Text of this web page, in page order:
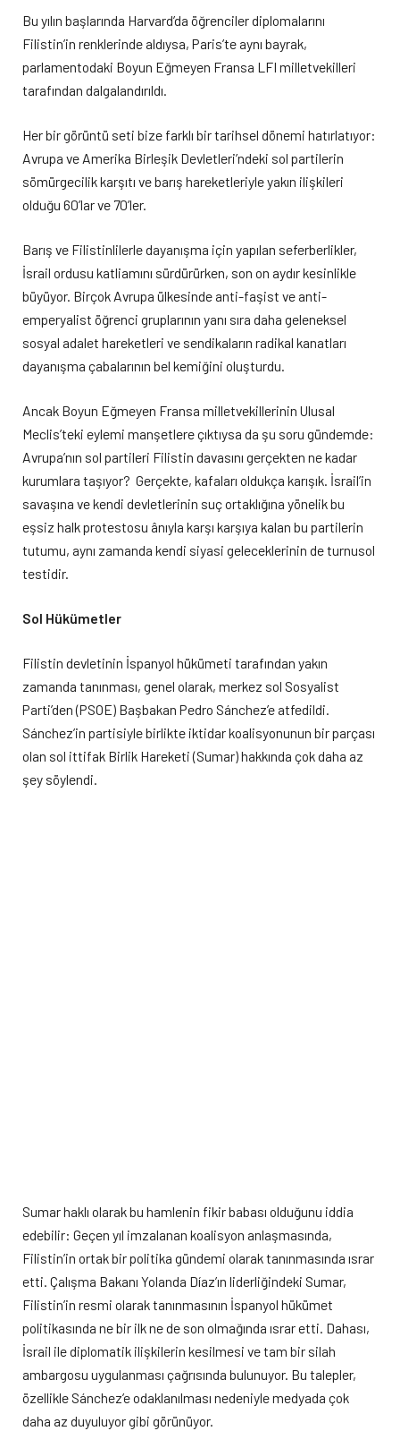
Bu yılın başlarında Harvard’da öğrenciler diplomalarını
Filistin’in renklerinde aldıysa, Paris’te aynı bayrak,
parlamentodaki Boyun Eğmeyen Fransa LFI milletvekilleri
tarafından dalgalandırıldı.
Her bir görüntü seti bize farklı bir tarihsel dönemi hatırlatıyor:
Avrupa ve Amerika Birleşik Devletleri’ndeki sol partilerin
sömürgecilik karşıtı ve barış hareketleriyle yakın ilişkileri
olduğu 60’lar ve 70’ler.
Barış ve Filistinlilerle dayanışma için yapılan seferberlikler,
İsrail ordusu katliamını sürdürürken, son on aydır kesinlikle
büyüyor. Birçok Avrupa ülkesinde anti-faşist ve anti-
emperyalist öğrenci gruplarının yanı sıra daha geleneksel
sosyal adalet hareketleri ve sendikaların radikal kanatları
dayanışma çabalarının bel kemiğini oluşturdu.
Ancak Boyun Eğmeyen Fransa milletvekillerinin Ulusal
Meclis’teki eylemi manşetlere çıktıysa da şu soru gündemde:
Avrupa’nın sol partileri Filistin davasını gerçekten ne kadar
kurumlara taşıyor? Gerçekte, kafaları oldukça karışık. İsrail’in
savaşına ve kendi devletlerinin suç ortaklığına yönelik bu
eşsiz halk protestosu ânıyla karşı karşıya kalan bu partilerin
tutumu, aynı zamanda kendi siyasi geleceklerinin de turnusol
testidir.
Sol Hükümetler
Filistin devletinin İspanyol hükümeti tarafından yakın
zamanda tanınması, genel olarak, merkez sol Sosyalist
Parti’den (PSOE) Başbakan Pedro Sánchez’e atfedildi.
Sánchez’in partisiyle birlikte iktidar koalisyonunun bir parçası
olan sol ittifak Birlik Hareketi (Sumar) hakkında çok daha az
şey söylendi.
Sumar haklı olarak bu hamlenin fikir babası olduğunu iddia
edebilir: Geçen yıl imzalanan koalisyon anlaşmasında,
Filistin’in ortak bir politika gündemi olarak tanınmasında ısrar
etti. Çalışma Bakanı Yolanda Díaz’ın liderliğindeki Sumar,
Filistin’in resmi olarak tanınmasının İspanyol hükümet
politikasında ne bir ilk ne de son olmağında ısrar etti. Dahası,
İsrail ile diplomatik ilişkilerin kesilmesi ve tam bir silah
ambargosu uygulanması çağrısında bulunuyor. Bu talepler,
özellikle Sánchez’e odaklanılması nedeniyle medyada çok
daha az duyuluyor gibi görünüyor.